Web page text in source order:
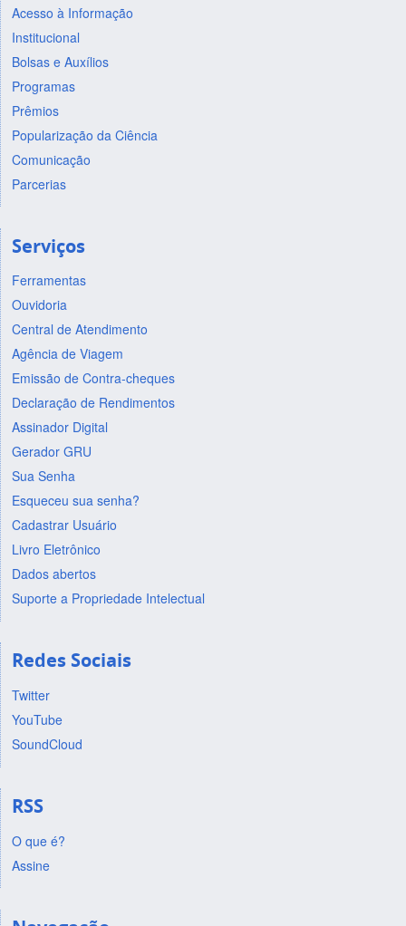
Acesso à Informação
Institucional
Bolsas e Auxílios
Programas
Prêmios
Popularização da Ciência
Comunicação
Parcerias
Serviços
Ferramentas
Ouvidoria
Central de Atendimento
Agência de Viagem
Emissão de Contra-cheques
Declaração de Rendimentos
Assinador Digital
Gerador GRU
Sua Senha
Esqueceu sua senha?
Cadastrar Usuário
Livro Eletrônico
Dados abertos
Suporte a Propriedade Intelectual
Redes Sociais
Twitter
YouTube
SoundCloud
RSS
O que é?
Assine